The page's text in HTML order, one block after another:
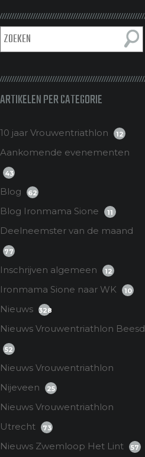
ARTIKELEN PER CATEGORIE
10 jaar Vrouwentriathlon 12
Aankomende evenementen
43
Blog 62
Blog Ironmama Sione 11
Deelneemster van de maand
77
Inschrijven algemeen 12
Ironmama Sione naar WK 10
Nieuws 328
Nieuws Vrouwentriathlon Beesd
52
Nieuws Vrouwentriathlon
Nijeveen
25
Nieuws Vrouwentriathlon
Utrecht
73
Nieuws Zwemloop Het Lint 57